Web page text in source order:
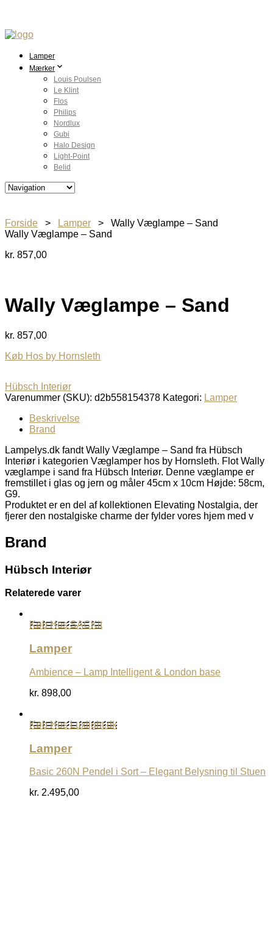
Lamper
Mærker
Louis Poulsen
Le Klint
Flos
Philips
Nordlux
Gubi
Halo Design
Light-Point
Belid
Forside > Lamper > Wally Væglampe – Sand
Wally Væglampe – Sand
kr. 857,00
Wally Væglampe – Sand
kr. 857,00
Køb Hos by Hornsleth
Hübsch Interiør
Varenummer (SKU): d2b558154378 Kategori: Lamper
Beskrivelse
Brand
Lampelys.dk fandt Wally Væglampe – Sand fra Hübsch
Interiør i kategorien Væglamper hos by Hornsleth. Flot Wally
væglampe i sand fra Hübsch Interiør. Denne væglampe er
fremstillet i glas og jern og måler 45cm x 10cm Højde: 58cm,
G9.
Produktet er en del af kollektionen Elevating Nostalgia, der
fjerer den nostalgiske charme der fylder vores hjem med v
Brand
Hübsch Interiør
Relaterede varer
Køb Hos SACKit
Lamper
Ambience – Lamp Intelligent & London base
kr. 898,00
Køb Hos Luxlight.dk
Lamper
Basic 260N Pendel i Sort – Elegant Belysning til Stuen
kr. 2.495,00